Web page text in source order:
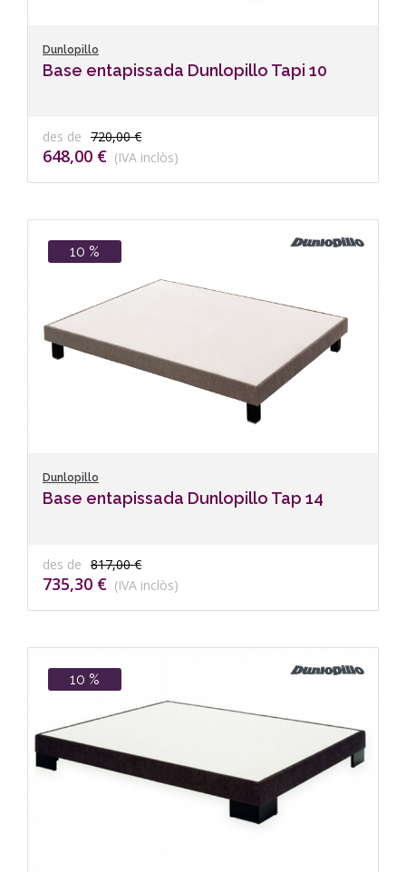
Dunlopillo
Base entapissada Dunlopillo Tapi 10
des de 720,00 €
648,00 € (IVA inclòs)
10 %
Dunlopillo
Base entapissada Dunlopillo Tap 14
des de 817,00 €
735,30 € (IVA inclòs)
10 %